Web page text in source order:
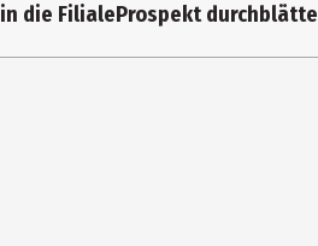
die FilialeProspekt